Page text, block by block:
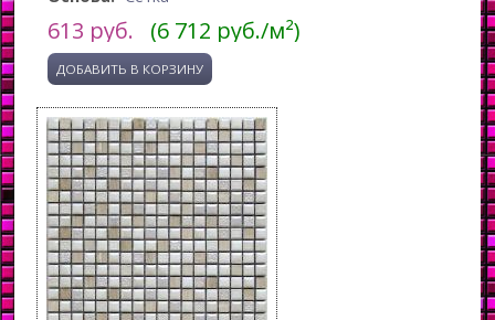
613 руб. (6 712 руб./м²)